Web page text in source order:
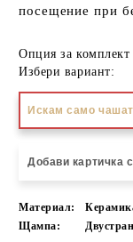
посещение при
Опция за комплект
Избери вариант:
Искам само
Добави картичка
Материал:
Щампа: